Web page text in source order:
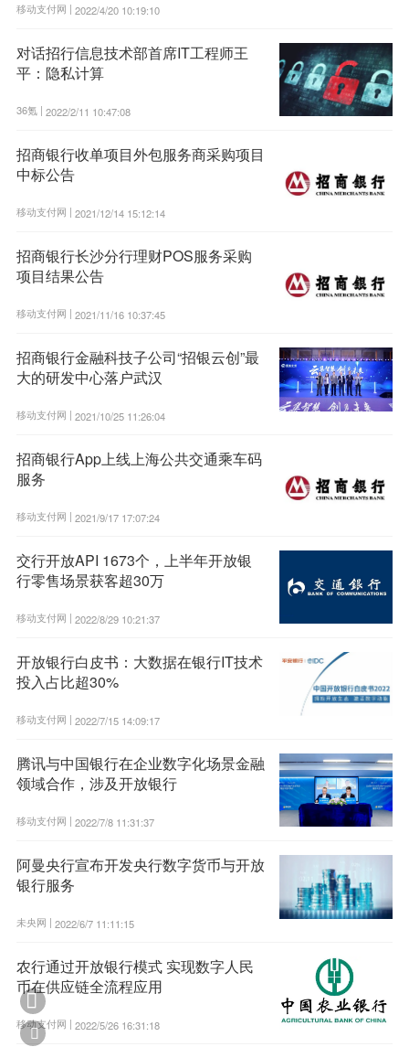
移动支付网 | 2022/4/20 10:19:10
对话招行信息技术部首席IT工程师王
平：隐私计算
36氪 | 2022/2/11 10:47:08
招商银行收单项目外包服务商采购项目
中标公告
移动支付网 | 2021/12/14 15:12:14
招商银行长沙分行理财POS服务采购
项目结果公告
移动支付网 | 2021/11/16 10:37:45
招商银行金融科技子公司“招银云创”最
大的研发中心落户武汉
移动支付网 | 2021/10/25 11:26:04
招商银行App上线上海公共交通乘车码
服务
移动支付网 | 2021/9/17 17:07:24
交行开放API 1673个，上半年开放银
行零售场景获客超30万
移动支付网 | 2022/8/29 10:21:37
开放银行白皮书：大数据在银行IT技术
投入占比超30%
移动支付网 | 2022/7/15 14:09:17
腾讯与中国银行在企业数字化场景金融
领域合作，涉及开放银行
移动支付网 | 2022/7/8 11:31:37
阿曼央行宣布开发央行数字货币与开放
银行服务
未央网 | 2022/6/7 11:11:15
农行通过开放银行模式 实现数字人民
币在供应链全流程应用
移动支付网 | 2022/5/26 16:31:18

